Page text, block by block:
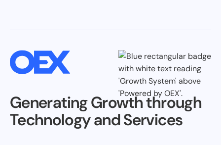
Generating Growth through
Technology and Services